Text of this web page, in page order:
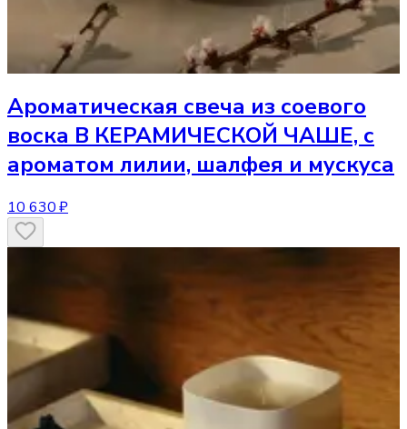
Ароматическая свеча из соевого
воска В КЕРАМИЧЕСКОЙ ЧАШЕ, с
ароматом лилии, шалфея и мускуса
10 630 ₽